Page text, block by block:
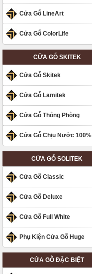
Cửa Gỗ LineArt
Cửa Gỗ ColorLife
CỬA GỖ SKITEK
Cửa Gỗ Skitek
Cửa Gỗ Lamitek
Cửa Gỗ Thông Phòng
Cửa Gỗ Chịu Nước 100%
CỬA GỖ SOLITEK
Cửa Gỗ Classic
Cửa Gỗ Deluxe
Cửa Gỗ Full White
Phụ Kiện Cửa Gỗ Huge
CỬA GỖ ĐẶC BIỆT